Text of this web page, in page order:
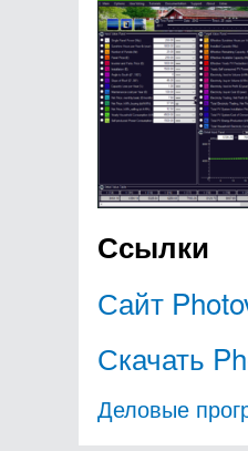
Ссылки
Сайт
Скачать
Деловые